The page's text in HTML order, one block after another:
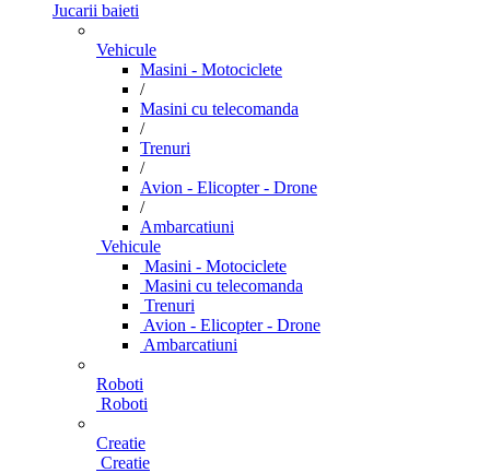
Jucarii baieti
Vehicule
Masini - Motociclete
/
Masini cu telecomanda
/
Trenuri
/
Avion - Elicopter - Drone
/
Ambarcatiuni
Vehicule
Masini - Motociclete
Masini cu telecomanda
Trenuri
Avion - Elicopter - Drone
Ambarcatiuni
Roboti
Roboti
Creatie
Creatie